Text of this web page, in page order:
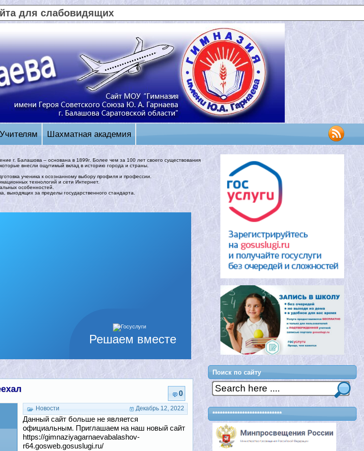
для слабовидящих
Учителям Шахматная академия
г. Балашова – основана в 1899г. Более чем за 100 лет своего существования
внесли ощутимый вклад в историю города и страны.
ученика к осознанному выбору профиля и профессии.
технологий и сети Интернет.
особенностей.
выходящих за пределы государственного стандарта.
Решаем вместе
0
Декабрь 12, 2022
Новости
Данный сайт больше не является
официальным. Приглашаем на наш новый сайт
https://gimnaziyagarnaevabalashov-
r64.gosweb.gosuslugi.ru/
Поиск по сайту
****************************